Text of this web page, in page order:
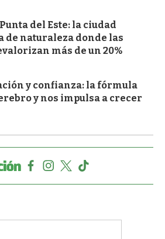
del Este: la ciudad
de naturaleza donde las
más de un 20%
y confianza: la fórmula
y nos impulsa a crecer